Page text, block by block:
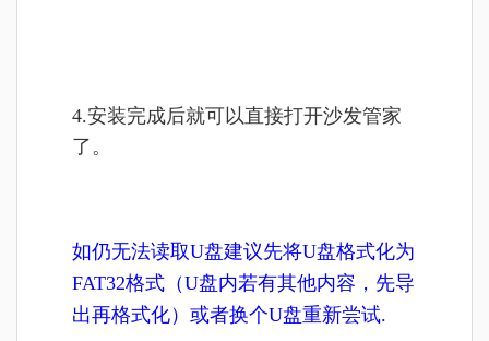
4.安装完成后就可以直接打开沙发管家
了。
如仍无法读取U盘建议先将U盘格式化为
FAT32格式（U盘内若有其他内容，先导
出再格式化）或者换个U盘重新尝试.